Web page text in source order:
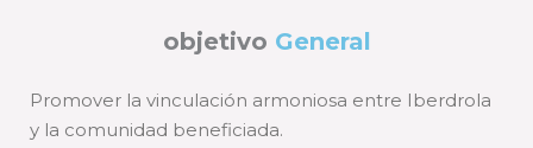
objetivo General
Promover la vinculación armoniosa entre Iberdrola
y la comunidad beneficiada.